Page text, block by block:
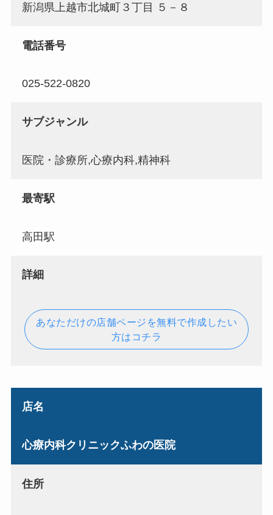
新潟県上越市北城町３丁目 ５－８
電話番号
025-522-0820
サブジャンル
医院・診療所,心療内科,精神科
最寄駅
高田駅
詳細
あなただけの店舗ページを無料で作成したい
方はコチラ
店名
心療内科クリニックふわの医院
住所